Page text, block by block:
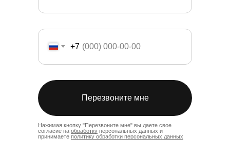
+7
Перезвоните мне
Нажимая кнопку "Перезвоните мне" вы даете свое
согласие на обработку персональных данных и
принимаете политику обработки персональных данных